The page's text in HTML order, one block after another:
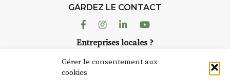
Gérer le consentement aux
cookies
Auzon…
Bernard TURLE Le Fumoir n’est
pas une galerie permanente.
Chaque année, le 1er dimanche
d’août, l’association
GARDEZ LE CONTACT
FacebookInstagram
LinkedinYoutube
Entreprises locales ?